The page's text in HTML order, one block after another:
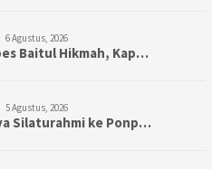
6 Agustus, 2026
Baitul Hikmah, Kap…
5 Agustus, 2026
Silaturahmi ke Ponp…